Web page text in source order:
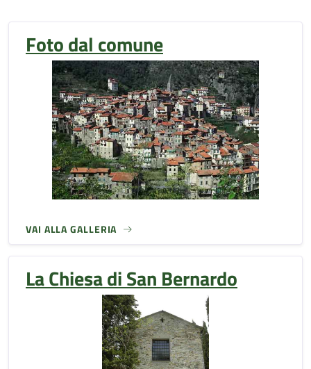
Foto dal comune
VAI ALLA GALLERIA
La Chiesa di San Bernardo